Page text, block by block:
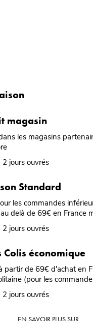
magasin
les magasins
2 jours ouvrés
Standard
les commandes
delà de 69€ en France
2 jours ouvrés
Colis économique
partir de 69€ d'achat en
(pour les
2 jours ouvrés
EN SAVOIR PLUS SUR